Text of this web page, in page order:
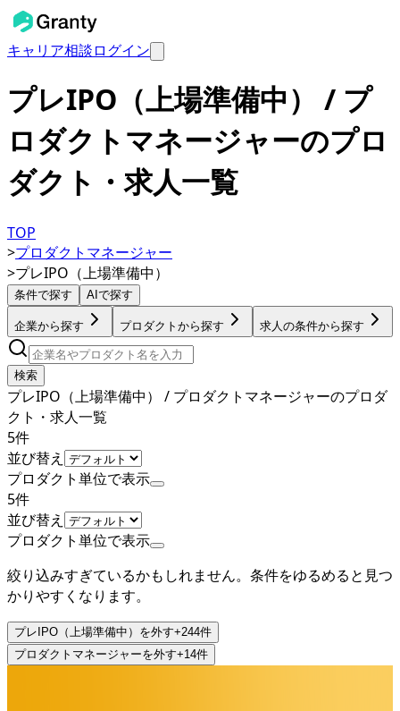
キャリア相談ログイン
プレIPO（上場準備中） / プ
ロダクトマネージャーのプロ
ダクト・求人一覧
TOP
>プロダクトマネージャー
>プレIPO（上場準備中）
条件で探す AIで探す
企業から探す プロダクトから探す 求人の条件から探す
検索
プレIPO（上場準備中） / プロダクトマネージャーのプロダ
クト・求人一覧
5件
並び替え
プロダクト単位で表示
5件
並び替え
プロダクト単位で表示
絞り込みすぎているかもしれません。条件をゆるめると見つ
かりやすくなります。
プレIPO（上場準備中） を外す+244件
プロダクトマネージャーを外す+14件